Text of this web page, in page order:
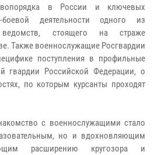
в России и ключевых
боевой деятельности одного из
стоящего на страже
Также военнослужащие Росгвардии
поступления в профильные
гвардии Российской Федерации, о
по которым курсанты проходят
с военнослужащими стало
но и вдохновляющим
расширению кругозора и